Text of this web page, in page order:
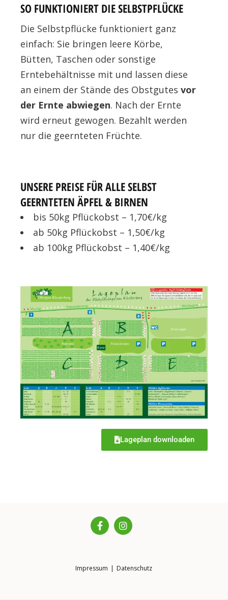
SO FUNKTIONIERT DIE SELBSTPFLÜCKE
Die Selbstpflücke funktioniert ganz
einfach: Sie bringen leere Körbe,
Bütten, Taschen oder sonstige
Erntebehältnisse mit und lassen diese
an einem der Stände des Obstgutesvor
der Ernte abwiegen. Nach der Ernte
wird erneut gewogen. Bezahlt werden
nur die geernteten Früchte.
UNSERE PREISE FÜR ALLE SELBST
GEERNTETEN ÄPFEL & BIRNEN
bis 50kg Pflückobst – 1,70€/kg
ab 50kg Pflückobst – 1,50€/kg
ab 100kg Pflückobst – 1,40€/kg
Lageplan downloaden
Impressum | Datenschutz